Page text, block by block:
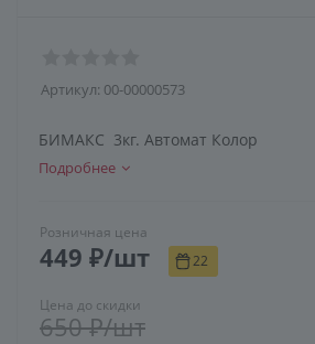
Артикул: 00-00000573
БИМАКС 3кг. Автомат Колор
Подробнее
Розничная цена
449 ₽/шт 22
Цена до скидки
650₽/шт